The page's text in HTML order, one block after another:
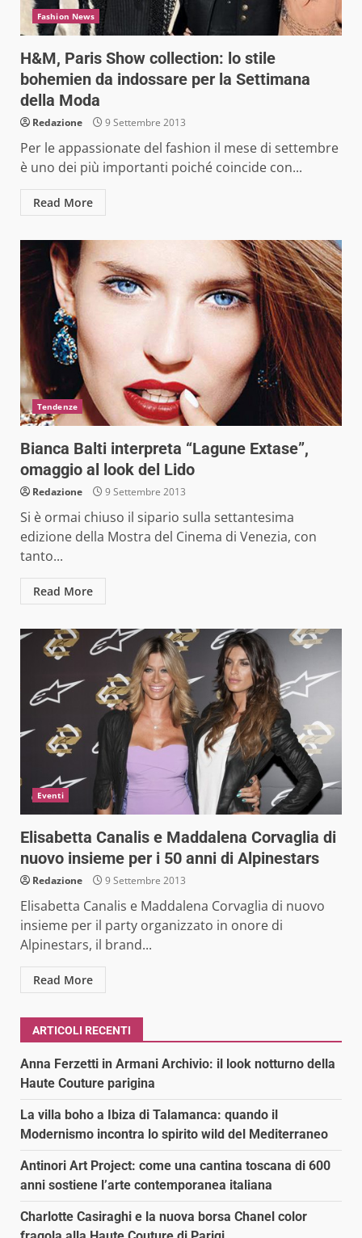
Fashion News
H&M, Paris Show collection: lo stile
bohemien da indossare per la Settimana
della Moda
Redazione 9 Settembre 2013
Per le appassionate del fashion il mese di settembre
è uno dei più importanti poiché coincide con...
Read More
Tendenze
Bianca Balti interpreta “Lagune Extase”,
omaggio al look del Lido
Redazione 9 Settembre 2013
Si è ormai chiuso il sipario sulla settantesima
edizione della Mostra del Cinema di Venezia, con
tanto...
Read More
Eventi
Elisabetta Canalis e Maddalena Corvaglia di
nuovo insieme per i 50 anni di Alpinestars
Redazione 9 Settembre 2013
Elisabetta Canalis e Maddalena Corvaglia di nuovo
insieme per il party organizzato in onore di
Alpinestars, il brand...
Read More
ARTICOLI RECENTI
Anna Ferzetti in Armani Archivio: il look notturno della
Haute Couture parigina
La villa boho a Ibiza di Talamanca: quando il
Modernismo incontra lo spirito wild del Mediterraneo
Antinori Art Project: come una cantina toscana di 600
anni sostiene l’arte contemporanea italiana
Charlotte Casiraghi e la nuova borsa Chanel color